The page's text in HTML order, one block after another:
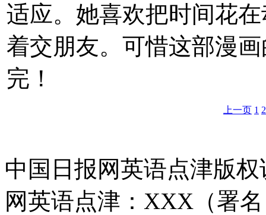
适应。她喜欢把时间花
着交朋友。可惜这部漫
完！
上一页 1 2
中国日报网英语点津版
网英语点津：XXX（署